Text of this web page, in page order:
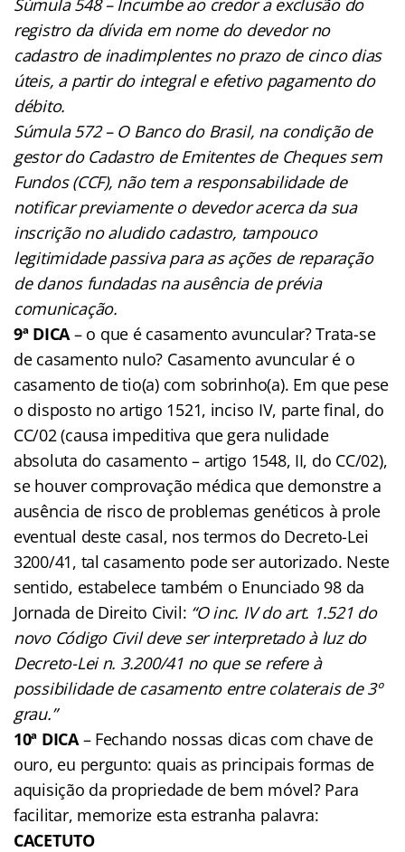
Súmula 548 – Incumbe ao credor a exclusão do
registro da dívida em nome do devedor no
cadastro de inadimplentes no prazo de cinco dias
úteis, a partir do integral e efetivo pagamento do
débito.
Súmula 572 – O Banco do Brasil, na condição de
gestor do Cadastro de Emitentes de Cheques sem
Fundos (CCF), não tem a responsabilidade de
notificar previamente o devedor acerca da sua
inscrição no aludido cadastro, tampouco
legitimidade passiva para as ações de reparação
de danos fundadas na ausência de prévia
comunicação.
9ª DICA– o que é casamento avuncular? Trata-se
de casamento nulo? Casamento avuncular é o
casamento de tio(a) com sobrinho(a). Em que pese
o disposto no artigo 1521, inciso IV, parte final, do
CC/02 (causa impeditiva que gera nulidade
absoluta do casamento – artigo 1548, II, do CC/02),
se houver comprovação médica que demonstre a
ausência de risco de problemas genéticos à prole
eventual deste casal, nos termos do Decreto-Lei
3200/41, tal casamento pode ser autorizado. Neste
sentido, estabelece também o Enunciado 98 da
Jornada de Direito Civil: “O inc. IV do art. 1.521 do
novo Código Civil deve ser interpretado à luz do
Decreto-Lei n. 3.200/41 no que se refere à
possibilidade de casamento entre colaterais de 3º
grau.”
10ª DICA– Fechando nossas dicas com chave de
ouro, eu pergunto: quais as principais formas de
aquisição da propriedade de bem móvel? Para
facilitar, memorize esta estranha palavra:
CACETUTO